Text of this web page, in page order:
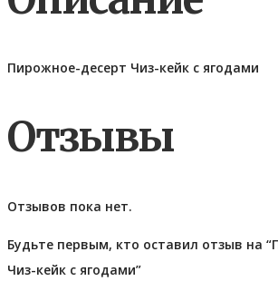
Пирожное-десерт Чиз-кейк с ягодами
Отзывы
Отзывов пока нет.
Будьте первым, кто оставил отзыв на
Чиз-кейк с ягодами”